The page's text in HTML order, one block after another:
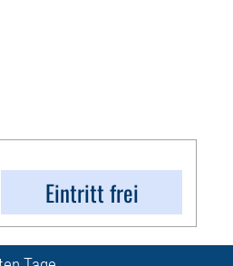
Eintritt frei